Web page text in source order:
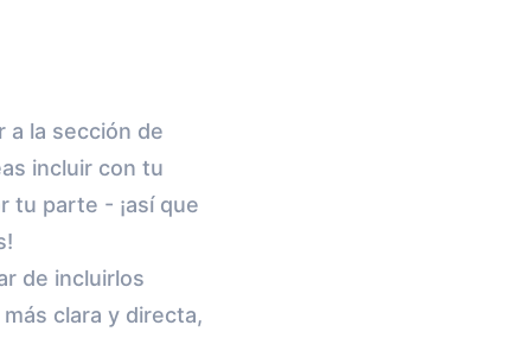
a la sección de
incluir con tu
tu parte - ¡así que
de incluirlos
clara y directa,